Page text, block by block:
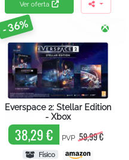
Ver oferta
- 36%
Everspace 2: Stellar Edition
- Xbox
38,29 € PVP 59,99 €
Físico